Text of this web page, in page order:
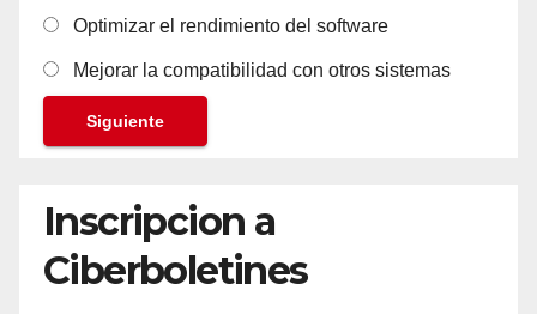
Optimizar el rendimiento del software
Mejorar la compatibilidad con otros sistemas
Siguiente
Inscripcion a
Ciberboletines